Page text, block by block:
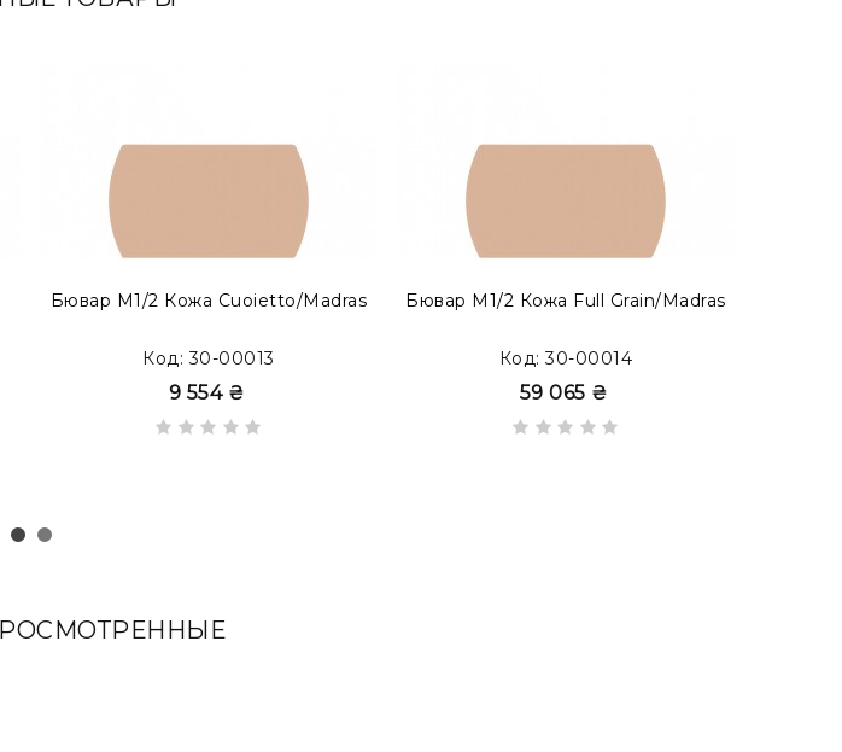
Full Grain
Бювар М1/2 Кожа Cuoietto/Madras
Код: 30-00013
9 554 ₴
Бювар М1/2 Кожа Full Grain/Madras
Код: 30-00014
59 065 ₴